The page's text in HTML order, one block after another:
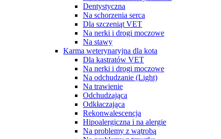
Dentystyczna
Na schorzenia serca
Dla szczeniąt VET
Na nerki i drogi moczowe
Na stawy
Karma weterynaryjna dla kota
Dla kastratów VET
Na nerki i drogi moczowe
Na odchudzanie (Light)
Na trawienie
Odchudzająca
Odkłaczająca
Rekonwalescencja
Hipoalergiczna i na alergie
Na problemy z wątrobą